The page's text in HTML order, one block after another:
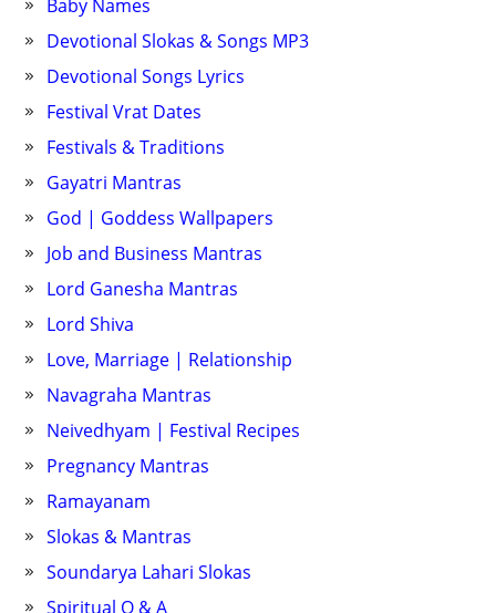
Baby Names
Devotional Slokas & Songs MP3
Devotional Songs Lyrics
Festival Vrat Dates
Festivals & Traditions
Gayatri Mantras
God | Goddess Wallpapers
Job and Business Mantras
Lord Ganesha Mantras
Lord Shiva
Love, Marriage | Relationship
Navagraha Mantras
Neivedhyam | Festival Recipes
Pregnancy Mantras
Ramayanam
Slokas & Mantras
Soundarya Lahari Slokas
Spiritual Q & A